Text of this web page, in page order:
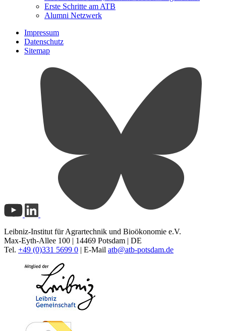
Erste Schritte am ATB
Alumni Netzwerk
Impressum
Datenschutz
Sitemap
Leibniz-Institut für Agrartechnik und Bioökonomie e.V.
Max-Eyth-Allee 100 | 14469 Potsdam | DE
Tel. +49 (0)331 5699 0 | E-Mail atb@atb-potsdam.de